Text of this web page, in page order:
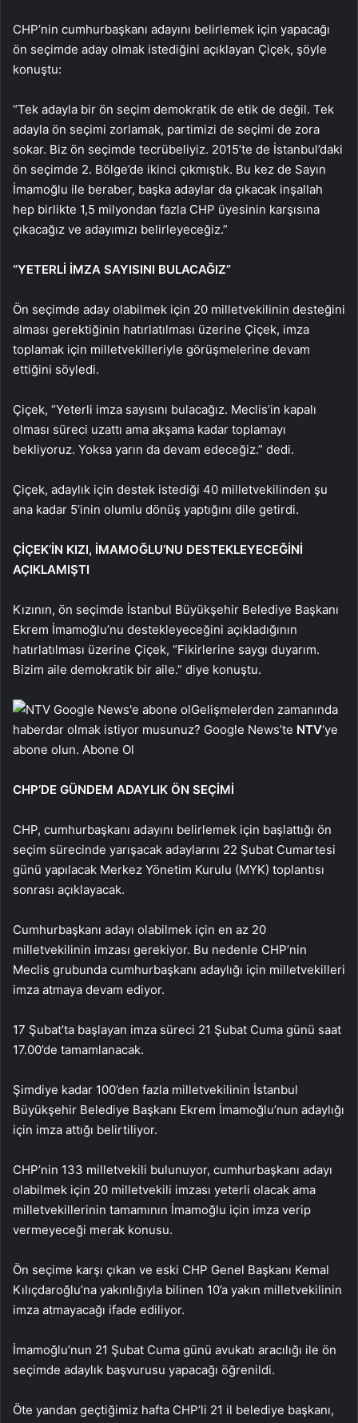
CHP’nin cumhurbaşkanı adayını belirlemek için yapacağı
ön seçimde aday olmak istediğini açıklayan Çiçek, şöyle
konuştu:
“Tek adayla bir ön seçim demokratik de etik de değil. Tek
adayla ön seçimi zorlamak, partimizi de seçimi de zora
sokar. Biz ön seçimde tecrübeliyiz. 2015’te de İstanbul’daki
ön seçimde 2. Bölge’de ikinci çıkmıştık. Bu kez de Sayın
İmamoğlu ile beraber, başka adaylar da çıkacak inşallah
hep birlikte 1,5 milyondan fazla CHP üyesinin karşısına
çıkacağız ve adayımızı belirleyeceğiz.”
“YETERLİ İMZA SAYISINI BULACAĞIZ”
Ön seçimde aday olabilmek için 20 milletvekilinin desteğini
alması gerektiğinin hatırlatılması üzerine Çiçek, imza
toplamak için milletvekilleriyle görüşmelerine devam
ettiğini söyledi.
Çiçek, “Yeterli imza sayısını bulacağız. Meclis’in kapalı
olması süreci uzattı ama akşama kadar toplamayı
bekliyoruz. Yoksa yarın da devam edeceğiz.” dedi.
Çiçek, adaylık için destek istediği 40 milletvekilinden şu
ana kadar 5’inin olumlu dönüş yaptığını dile getirdi.
ÇİÇEK’İN KIZI, İMAMOĞLU’NU DESTEKLEYECEĞİNİ
AÇIKLAMIŞTI
Kızının, ön seçimde İstanbul Büyükşehir Belediye Başkanı
Ekrem İmamoğlu’nu destekleyeceğini açıkladığının
hatırlatılması üzerine Çiçek, “Fikirlerine saygı duyarım.
Bizim aile demokratik bir aile.” diye konuştu.
Gelişmelerden zamanında
haberdar olmak istiyor musunuz? Google News’te NTV‘ye
abone olun. Abone Ol
CHP’DE GÜNDEM ADAYLIK ÖN SEÇİMİ
CHP, cumhurbaşkanı adayını belirlemek için başlattığı ön
seçim sürecinde yarışacak adaylarını 22 Şubat Cumartesi
günü yapılacak Merkez Yönetim Kurulu (MYK) toplantısı
sonrası açıklayacak.
Cumhurbaşkanı adayı olabilmek için en az 20
milletvekilinin imzası gerekiyor. Bu nedenle CHP’nin
Meclis grubunda cumhurbaşkanı adaylığı için milletvekilleri
imza atmaya devam ediyor.
17 Şubat’ta başlayan imza süreci 21 Şubat Cuma günü saat
17.00’de tamamlanacak.
Şimdiye kadar 100’den fazla milletvekilinin İstanbul
Büyükşehir Belediye Başkanı Ekrem İmamoğlu’nun adaylığı
için imza attığı belirtiliyor.
CHP’nin 133 milletvekili bulunuyor, cumhurbaşkanı adayı
olabilmek için 20 milletvekili imzası yeterli olacak ama
milletvekillerinin tamamının İmamoğlu için imza verip
vermeyeceği merak konusu.
Ön seçime karşı çıkan ve eski CHP Genel Başkanı Kemal
Kılıçdaroğlu’na yakınlığıyla bilinen 10’a yakın milletvekilinin
imza atmayacağı ifade ediliyor.
İmamoğlu’nun 21 Şubat Cuma günü avukatı aracılığı ile ön
seçimde adaylık başvurusu yapacağı öğrenildi.
Öte yandan geçtiğimiz hafta CHP’li 21 il belediye başkanı,